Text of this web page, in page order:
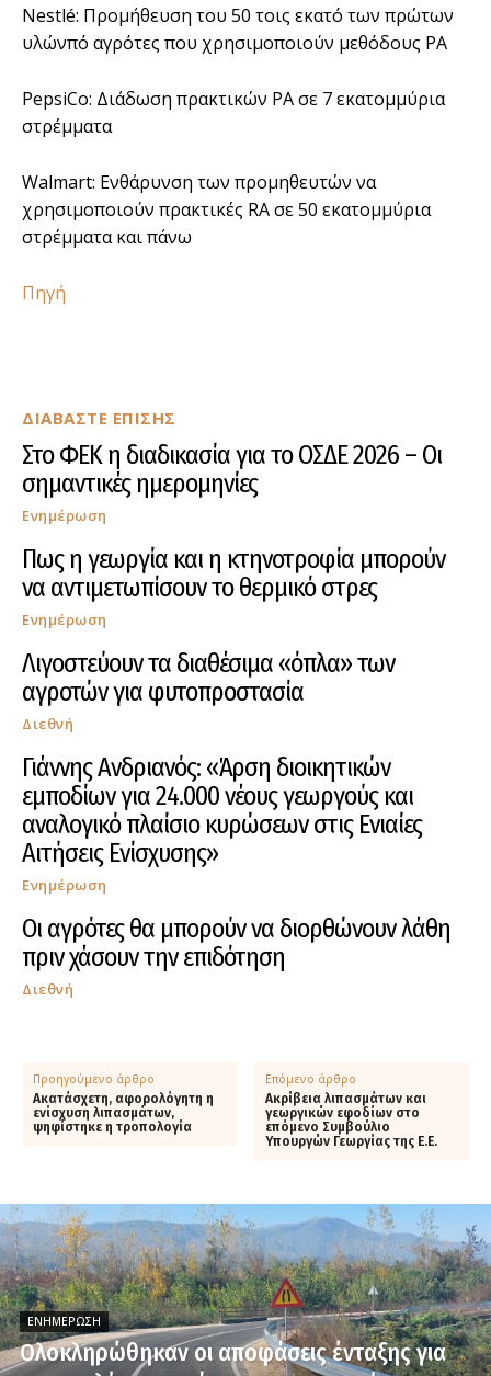
ΔΙΑΒΑΣΤΕ ΕΠΙΣΗΣ
Στο ΦΕΚ η διαδικασία για το ΟΣΔΕ 2026 – Οι
σημαντικές ημερομηνίες
Ενημέρωση
Πως η γεωργία και η κτηνοτροφία μπορούν
να αντιμετωπίσουν το θερμικό στρες
Ενημέρωση
Λιγοστεύουν τα διαθέσιμα «όπλα» των
αγροτών για φυτοπροστασία
Διεθνή
Γιάννης Ανδριανός: «Άρση διοικητικών
εμποδίων για 24.000 νέους γεωργούς και
αναλογικό πλαίσιο κυρώσεων στις Ενιαίες
Αιτήσεις Ενίσχυσης»
Ενημέρωση
Οι αγρότες θα μπορούν να διορθώνουν λάθη
πριν χάσουν την επιδότηση
Διεθνή
Nestlé: Προμήθευση του 50 τοις εκατό των πρώτων
υλώνπό αγρότες που χρησιμοποιούν μεθόδους ΡΑ
PepsiCo: Διάδωση πρακτικών ΡΑ σε 7 εκατομμύρια
στρέμματα
Walmart: Ενθάρυνση των προμηθευτών να
χρησιμοποιούν πρακτικές RA σε 50 εκατομμύρια
στρέμματα και πάνω
Πηγή
Προηγούμενο άρθρο
Ακατάσχετη, αφορολόγητη η
ενίσχυση λιπασμάτων,
ψηφίστηκε η τροπολογία
Επόμενο άρθρο
Ακρίβεια λιπασμάτων και
γεωργικών εφοδίων στο
επόμενο Συμβούλιο
Υπουργών Γεωργίας της Ε.Ε.
ΕΝΗΜΈΡΩΣΗ
Ολοκληρώθηκαν οι αποφάσεις ένταξης για